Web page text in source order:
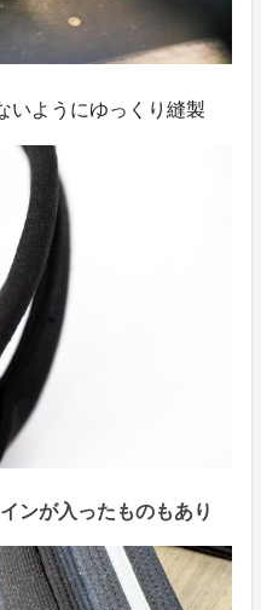
ようにゆっくり縫製
ンが入ったものもあり